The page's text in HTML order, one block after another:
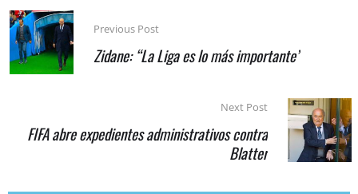
Previous Post
Zidane: “La Liga es lo más importante”
Next Post
FIFA abre expedientes administrativos contra
Blatter